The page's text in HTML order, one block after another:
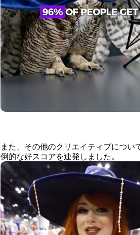
また、その他のクリエイティブについ
倒的な好スコアを連発しました。